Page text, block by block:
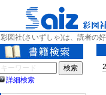
彩図社(さいずしゃ)は、読者の
詳細検索
2